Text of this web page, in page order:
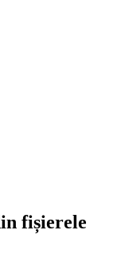
fișierele